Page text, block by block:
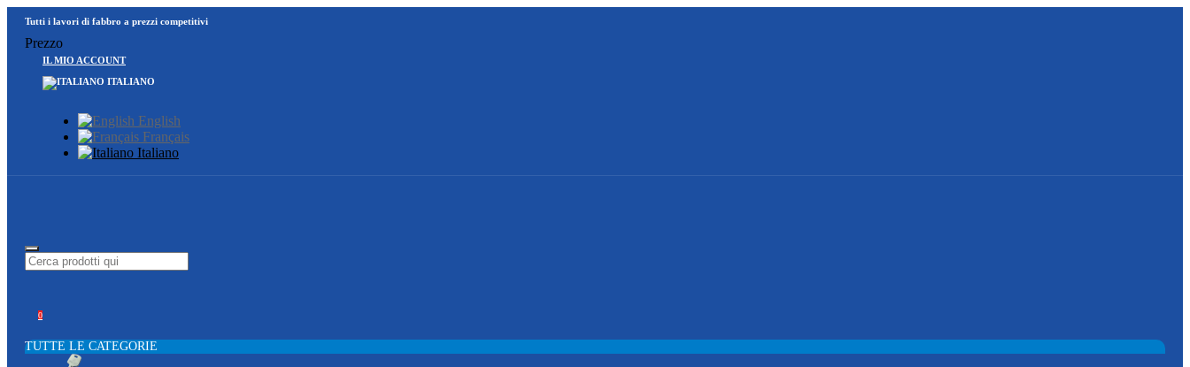
Tutti i lavori di fabbro a prezzi competitivi
Prezzo
IL MIO ACCOUNT
ITALIANO
English
Français
Italiano
0
TUTTE LE CATEGORIE